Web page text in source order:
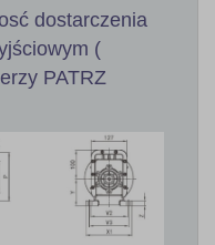
dostarczenia
(
PATRZ